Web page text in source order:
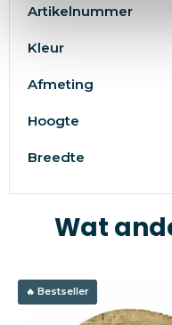
Artikelnummer
Kleur
Afmeting
Hoogte
Breedte
Wat
Bestseller